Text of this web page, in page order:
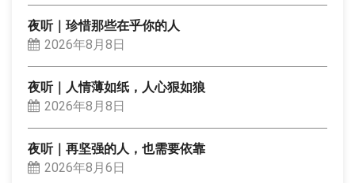
夜听｜珍惜那些在乎你的人
2026年8月8日
夜听｜人情薄如纸，人心狠如狼
2026年8月8日
夜听｜再坚强的人，也需要依靠
2026年8月6日